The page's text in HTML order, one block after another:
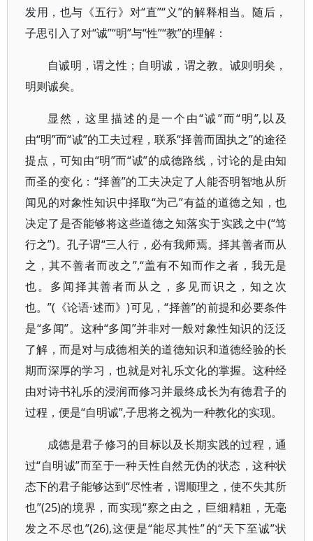
发用，也与《五行》对“直”“义”的解释相当。随后，
子思引入了对“诚”“明”与“性”“教”的理解：
自诚明，谓之性；自明诚，谓之教。诚则明矣，
明则诚矣。
显然，这里描述的是一个由“诚”而“明”,以及
由“明”而“诚”的工夫过程，联系“择善而固执之”的途径
提点，可知由“明”而“诚”的成德路线，讨论的是由知
而圣的变化：“择善”的工夫决定了人能否明智地从所
闻见的对象性知识中择取“为己”有益的道德之知，也
决定了是否能够将这些道德之知落实于实践之中(“笃
行之”)。孔子谓“三人行，必有我师焉。择其善者而从
之，其不善者而改之”,“盖有不知而作之者，我无是
也。多闻择其善者而从之，多见而识之，知之次
也。”(《论语·述而》)可见，“择善”的前提和必要条件
是“多闻”。这种“多闻”并非对一般对象性知识的泛泛
了解，而是对与成德相关的道德知识和道德经验的长
期而深厚的学习，也就是对礼乐文化的掌握。这种经
由对诗书礼乐的浸润而修习并最终成长为有德君子的
过程，便是“自明诚”,子思将之视为一种教化的实现。
成德是君子修习的目标以及长期实践的过程，通
过“自明诚”而至于一种天性自然无伪的状态，这种状
态下的君子能够达到“尽性者，谓顺理之，使不失其所
也”(25)的境界，而实现“察之由之，巨细精粗，无毫
发之不尽也”(26),这便是“能尽其性”的“天下至诚”状